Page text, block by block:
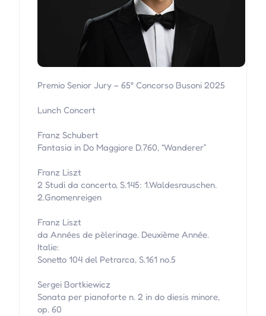
Premio Senior Jury – 65° Concorso Busoni 2025
Lunch Concert
Franz Schubert
Fantasia in Do Maggiore D.760, “Wanderer”
Franz Liszt
2 Studi da concerto, S.145: 1.Waldesrauschen.
2.Gnomenreigen
Franz Liszt
da Années de pèlerinage. Deuxième Année.
Italie:
Sonetto 104 del Petrarca, S.161 no.5
Sergei Bortkiewicz
Sonata per pianoforte n. 2 in do diesis minore,
op. 60